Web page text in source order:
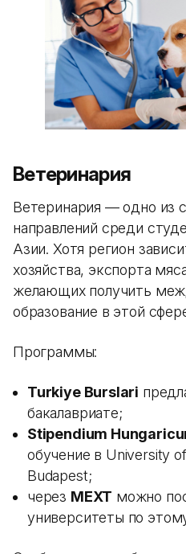
Ветеринария
Ветеринария — одно из
направлений среди
Азии. Хотя регион
хозяйства, экспорта
желающих получить
образование в этой
Программы:
Turkiye Burslari
бакалавриате;
Stipendium
обучение в University
Budapest;
через MEXT можно
университеты по